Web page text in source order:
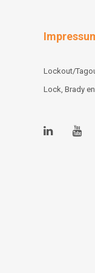
Lockout/
Lock, Brady